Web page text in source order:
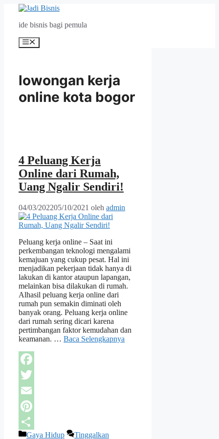
Langsung
ide bisnis bagi pemula
Menu
lowongan kerja
online kota bogor
4 Peluang Kerja
Online dari Rumah,
Uang Ngalir Sendiri!
04/03/202205/10/2021 oleh admin
Peluang kerja online – Saat ini
perkembangan teknologi mengalami
kemajuan yang cukup pesat. Hal ini
menjadikan pekerjaan tidak hanya di
lakukan di kantor ataupun lapangan,
melainkan bisa dilakukan di rumah.
Alhasil peluang kerja online dari
rumah pun semakin diminati oleh
banyak orang. Peluang kerja online
dari rumah sering dicari karena
pertimbangan faktor kemudahan dan
keamanan. … Baca Selengkapnya
Facebook
Twitter
Email
Pinterest
Share
Kategori
Gaya Hidup
Tinggalkan